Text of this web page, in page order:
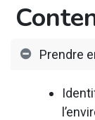
Prendre